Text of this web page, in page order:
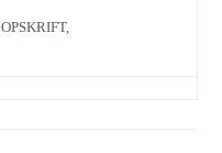
,OPSKRIFT,